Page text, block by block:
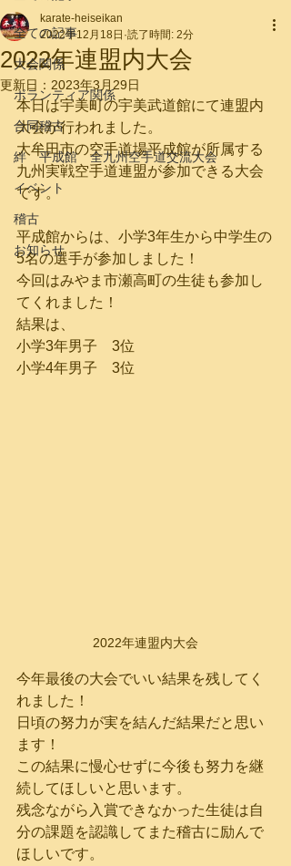
全ての記事
大会関係
ボランティア関係
合同稽古
絆 平成館 全九州空手道交流大会
イベント
稽古
お知らせ
2022年連盟内大会
karate-heiseikan
2022年12月18日 読了時間: 2分
更新日： 2023年3月29日
本日は宇美町の宇美武道館にて連盟内
大会が行われました。
大牟田市の空手道場平成館が所属する
九州実戦空手道連盟が参加できる大会
です。
平成館からは、小学3年生から中学生の
5名の選手が参加しました！
今回はみやま市瀬高町の生徒も参加し
てくれました！
結果は、
小学3年男子　3位
小学4年男子　3位
2022年連盟内大会
今年最後の大会でいい結果を残してく
れました！
日頃の努力が実を結んだ結果だと思い
ます！
この結果に慢心せずに今後も努力を継
続してほしいと思います。
残念ながら入賞できなかった生徒は自
分の課題を認識してまた稽古に励んで
ほしいです。